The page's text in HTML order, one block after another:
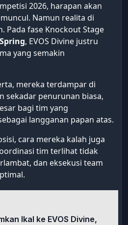
2026, harapan akan
Namun realita di
Pada fase Knockout Stage
Spring, EVOS Divine justru
yang semakin
mereka terdampar di
sekadar penurunan biasa,
bagi tim yang
langganan papan atas.
cara mereka kalah juga
tim terlihat tidak
dan eksekusi team
Ikal ke EVOS Divine,